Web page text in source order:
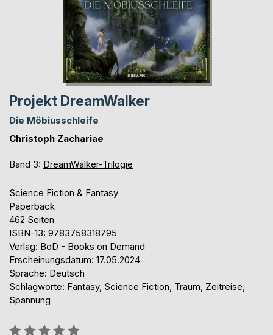
Projekt DreamWalker
Die Möbiusschleife
Christoph Zachariae
Band 3: DreamWalker-Trilogie
Science Fiction & Fantasy
Paperback
462 Seiten
ISBN-13: 9783758318795
Verlag: BoD - Books on Demand
Erscheinungsdatum: 17.05.2024
Sprache: Deutsch
Schlagworte: Fantasy, Science Fiction, Traum, Zeitreise,
Spannung
Bewertung::